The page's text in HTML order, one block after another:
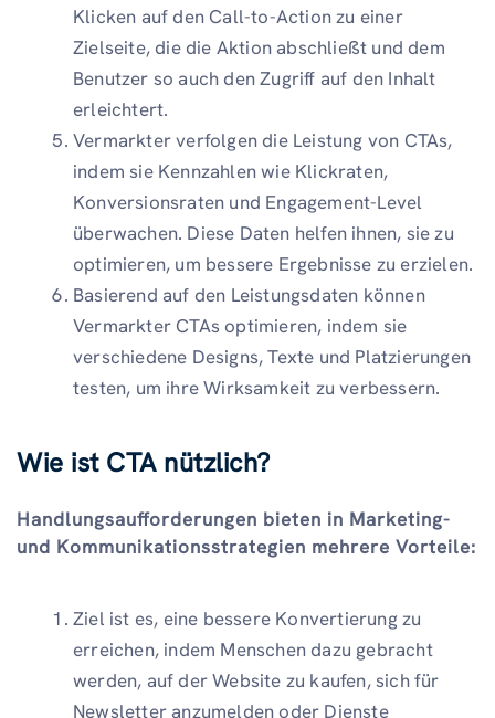
Klicken auf den Call-to-Action zu einer
Zielseite, die die Aktion abschließt und dem
Benutzer so auch den Zugriff auf den Inhalt
erleichtert.
Vermarkter verfolgen die Leistung von CTAs,
indem sie Kennzahlen wie Klickraten,
Konversionsraten und Engagement-Level
überwachen. Diese Daten helfen ihnen, sie zu
optimieren, um bessere Ergebnisse zu erzielen.
Basierend auf den Leistungsdaten können
Vermarkter CTAs optimieren, indem sie
verschiedene Designs, Texte und Platzierungen
testen, um ihre Wirksamkeit zu verbessern.
Wie ist CTA nützlich?
Handlungsaufforderungen bieten in Marketing-
und Kommunikationsstrategien mehrere Vorteile:
Ziel ist es, eine bessere Konvertierung zu
erreichen, indem Menschen dazu gebracht
werden, auf der Website zu kaufen, sich für
Newsletter anzumelden oder Dienste